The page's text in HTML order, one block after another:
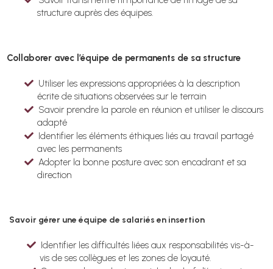
structure auprès des équipes.
Collaborer avec l’équipe de permanents de sa structure
Utiliser les expressions appropriées à la description
écrite de situations observées sur le terrain
Savoir prendre la parole en réunion et utiliser le discours
adapté
Identifier les éléments éthiques liés au travail partagé
avec les permanents
Adopter la bonne posture avec son encadrant et sa
direction
Savoir gérer une équipe de salariés en insertion
Identifier les difficultés liées aux responsabilités vis-à-
vis de ses collègues et les zones de loyauté.